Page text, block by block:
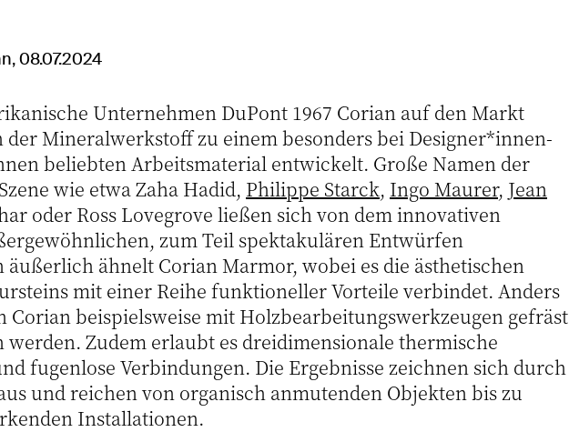
08.07.2024
Unternehmen DuPont 1967 Corian auf den Markt
der Mineralwerkstoff zu einem besonders bei Designer*innen-
beliebten Arbeitsmaterial entwickelt. Große Namen der
wie etwa Zaha Hadid, Philippe Starck, Ingo Maurer, Jean
oder Ross Lovegrove ließen sich von dem innovativen
zum Teil spektakulären Entwürfen
ähnelt Corian Marmor, wobei es die ästhetischen
mit einer Reihe funktioneller Vorteile verbindet. Anders
Corian beispielsweise mit Holzbearbeitungswerkzeugen gefräst
werden. Zudem erlaubt es dreidimensionale thermische
fugenlose Verbindungen. Die Ergebnisse zeichnen sich durch
und reichen von organisch anmutenden Objekten bis zu
Installationen.